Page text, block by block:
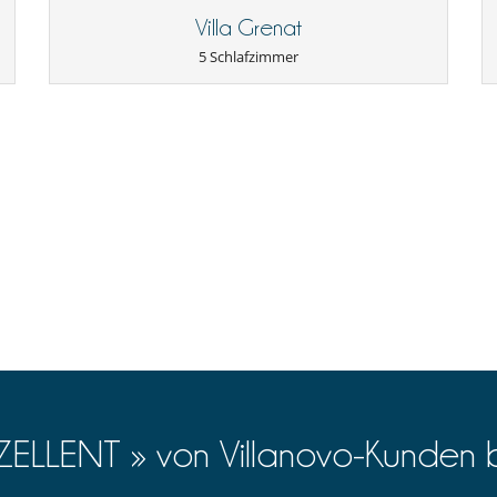
Liegestühle auf der Terrasse
Gesamtbetrages sind an Villanovo zu bezahlen.
Villanovo zu bezahlen
Villa Grenat
5 Schlafzimmer
» von Villanovo-Kunden